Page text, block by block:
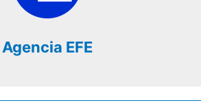
Agencia EFE